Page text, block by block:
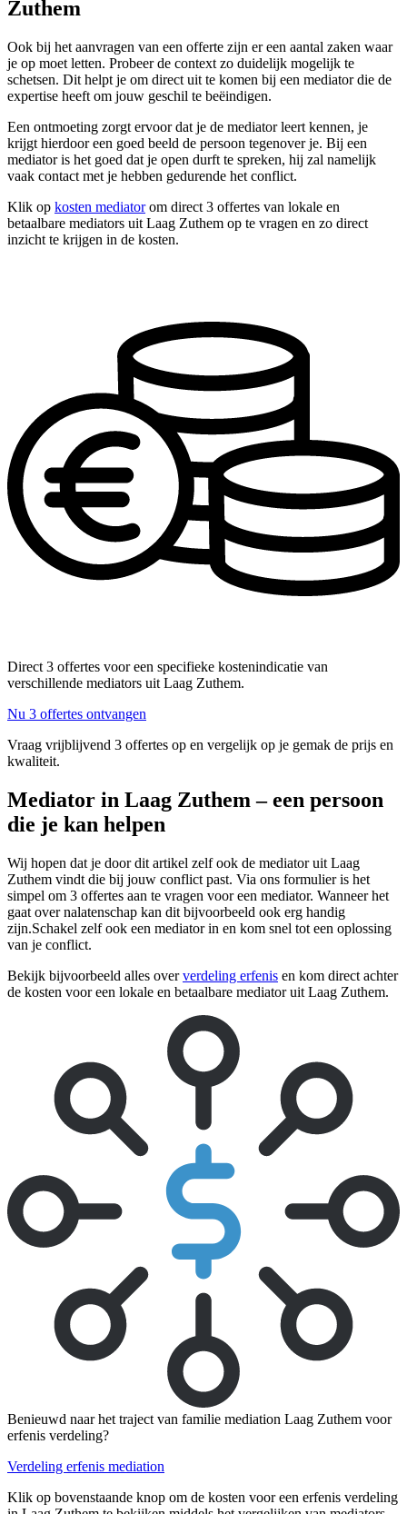
Zuthem
Ook bij het aanvragen van een offerte zijn er een aantal zaken waar
je op moet letten. Probeer de context zo duidelijk mogelijk te
schetsen. Dit helpt je om direct uit te komen bij een mediator die de
expertise heeft om jouw geschil te beëindigen.
Een ontmoeting zorgt ervoor dat je de mediator leert kennen, je
krijgt hierdoor een goed beeld de persoon tegenover je. Bij een
mediator is het goed dat je open durft te spreken, hij zal namelijk
vaak contact met je hebben gedurende het conflict.
Klik op kosten mediatorom direct 3 offertes van lokale en
betaalbare mediators uit Laag Zuthem op te vragen en zo direct
inzicht te krijgen in de kosten.
Direct 3 offertes voor een specifieke kostenindicatie van
verschillende mediators uit Laag Zuthem.
Nu 3 offertes ontvangen
Vraag vrijblijvend 3 offertes op en vergelijk op je gemak de prijs en
kwaliteit.
Mediator in Laag Zuthem – een persoon
die je kan helpen
Wij hopen dat je door dit artikel zelf ook de mediator uit Laag
Zuthem vindt die bij jouw conflict past. Via ons formulier is het
simpel om 3 offertes aan te vragen voor een mediator. Wanneer het
gaat over nalatenschap kan dit bijvoorbeeld ook erg handig
zijn.Schakel zelf ook een mediator in en kom snel tot een oplossing
van je conflict.
Bekijk bijvoorbeeld alles oververdeling erfenis en kom direct achter
de kosten voor een lokale en betaalbare mediator uit Laag Zuthem.
Benieuwd naar het traject van familie mediation Laag Zuthem voor
erfenis verdeling?
Verdeling erfenis mediation
Klik op bovenstaande knop om de kosten voor een erfenis verdeling